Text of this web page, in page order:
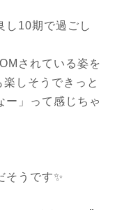
し10期で過ごし
されている姿を
しそうできっと
ー」って感じちゃ
そうです✨